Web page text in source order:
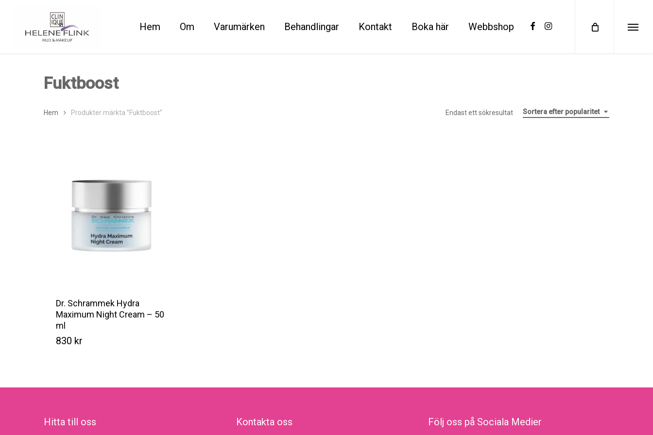
Hem Om Varumärken Behandlingar Kontakt Boka här Webbshop facebookinstagram Menu
Fuktboost
Sortera efter popularitet
Endast ett sökresultat
Hem Produkter märkta ”Fuktboost”
Dr. Schrammek Hydra
Maximum Night Cream – 50
ml
830 kr
Hitta till oss Kontakta oss Följ oss på Sociala Medier